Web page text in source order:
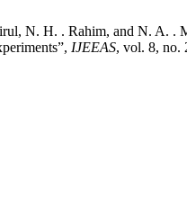
N. H. . Rahim, and N. A. .
IJEEAS, vol. 8, no.